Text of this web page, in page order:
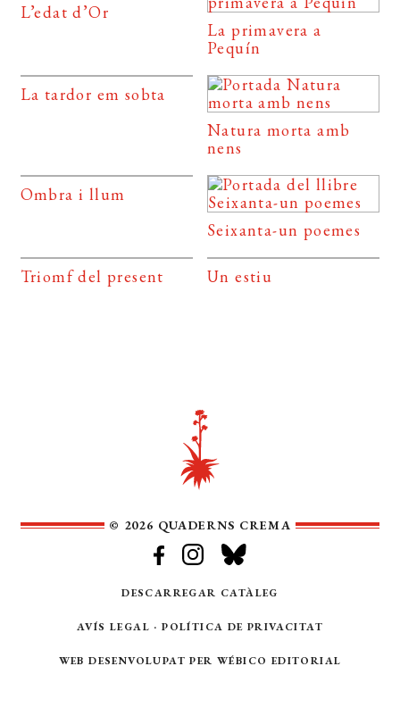
L’edat d’Or
La primavera a
Pequín
La tardor em sobta
Natura morta amb
nens
Ombra i llum
Seixanta-un poemes
Triomf del present Un estiu
© 2026 QUADERNS CREMA
DESCARREGAR CATÀLEG
AVÍS LEGAL ·POLÍTICA DE PRIVACITAT
WEB DESENVOLUPAT PER WÉBICO EDITORIAL